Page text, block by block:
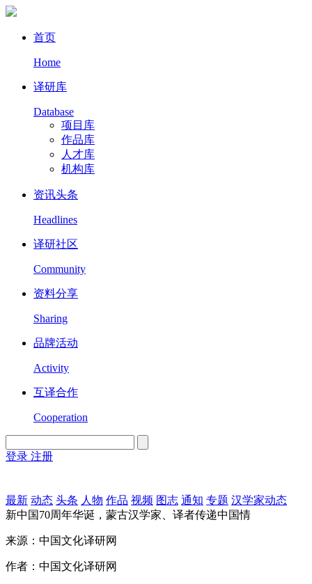
首页
Home
译研库
Database
项目库
作品库
人才库
机构库
资讯头条
Headlines
译研社区
Community
资料分享
Sharing
品牌活动
Activity
互译合作
Cooperation
登录 注册
最新 动态 头条 人物 作品 视频 图志 通知 专题 汉学家动态
新中国70周年华诞，蒙古汉学家、译者传递中国情
来源：中国文化译研网
作者：中国文化译研网